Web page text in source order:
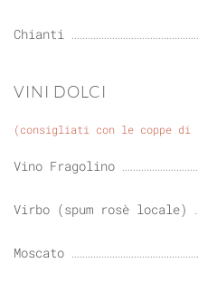
Chianti
VINI DOLCI
(consigliati con le coppe di
Vino Fragolino
Virbo (spum rosè locale)
Moscato